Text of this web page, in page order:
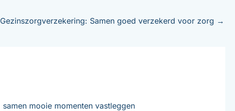
Gezinszorgverzekering: Samen goed verzekerd voor zorg →